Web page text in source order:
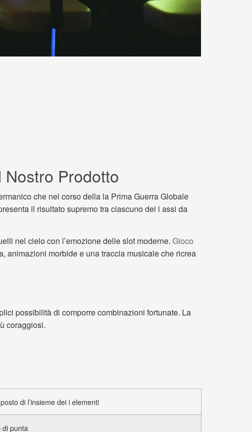
Nostro Prodotto
che nel corso della la Prima Guerra Globale
il risultato supremo tra ciascuno dei i assi da
nel cielo con l’emozione delle slot moderne. Gioco
animazioni morbide e una traccia musicale che ricrea
possibilità di comporre combinazioni fortunate. La
coraggiosi.
di l’insieme dei i elementi
di punta